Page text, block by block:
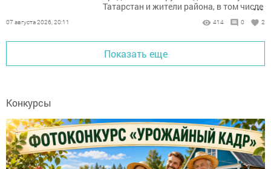
Конкурсы
Татарстан и жители района, в том числе
...
07 августа 2026, 20:11 414 0 2
Показать еще